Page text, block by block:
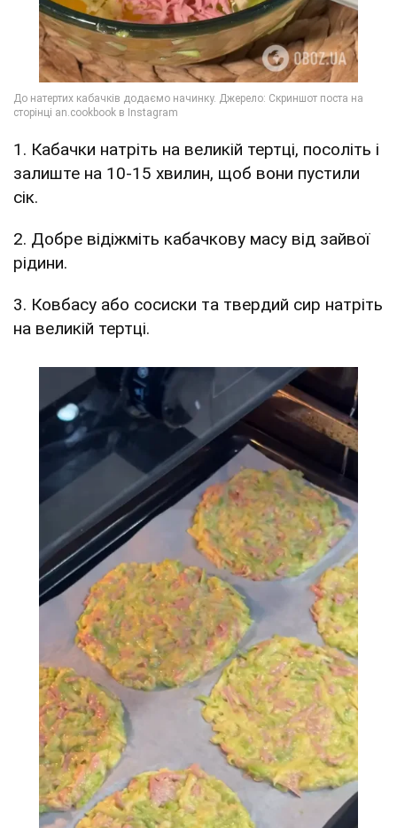
1. Кабачки натріть на великій тертці, посоліть і
залиште на 10-15 хвилин, щоб вони пустили
сік.
2. Добре відіжміть кабачкову масу від зайвої
рідини.
3. Ковбасу або сосиски та твердий сир натріть
на великій тертці.